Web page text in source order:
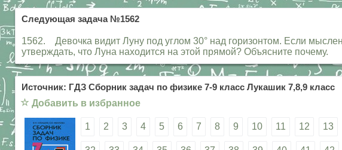
Следующая задача №1562
1562. Девочка видит Луну под углом 30° над горизонтом. Если
утверждать, что Луна находится на этой прямой? Объясните почему.
Источник: ГДЗ Сборник задач по физике 7-9 класс Лукашик 7,8,9 класс
☆ Добавить в избранное
1 2 3 4 5 6 7 8 9 10 11 12 13